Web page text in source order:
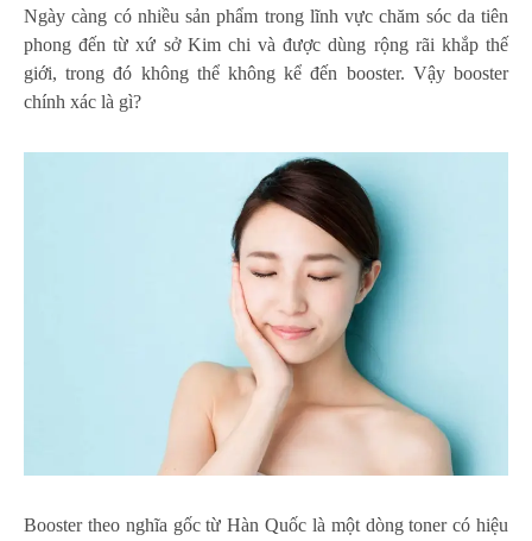
Ngày càng có nhiều sản phẩm trong lĩnh vực chăm sóc da tiên
phong đến từ xứ sở Kim chi và được dùng rộng rãi khắp thế
giới, trong đó không thể không kể đến booster. Vậy booster
chính xác là gì?
Booster theo nghĩa gốc từ Hàn Quốc là một dòng toner có hiệu